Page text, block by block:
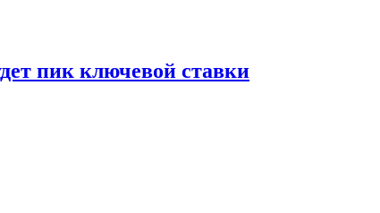
пик ключевой ставки